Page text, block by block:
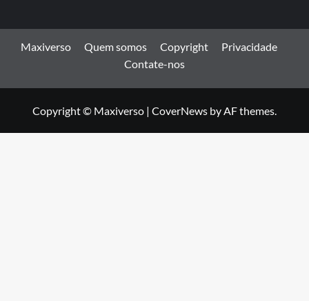
Maxiverso Quem somos Copyright
Privacidade
Contate-nos
Copyright © Maxiverso | CoverNews by AF themes.